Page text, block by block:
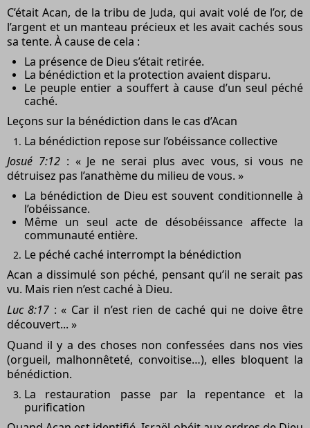
C’était Acan, de la tribu de Juda, qui avait volé de l’or, de
l’argent et un manteau précieux et les avait cachés sous
sa tente. À cause de cela :
La présence de Dieu s’était retirée.
La bénédiction et la protection avaient disparu.
Le peuple entier a souffert à cause d’un seul péché
caché.
Leçons sur la bénédiction dans le cas d’Acan
La bénédiction repose sur l’obéissance collective
Josué 7:12: « Je ne serai plus avec vous, si vous ne
détruisez pas l’anathème du milieu de vous. »
La bénédiction de Dieu est souvent conditionnelle à
l’obéissance.
Même un seul acte de désobéissance affecte la
communauté entière.
Le péché caché interrompt la bénédiction
Acan a dissimulé son péché, pensant qu’il ne serait pas
vu. Mais rien n’est caché à Dieu.
Luc 8:17 : « Car il n’est rien de caché qui ne doive être
découvert... »
Quand il y a des choses non confessées dans nos vies
(orgueil, malhonnêteté, convoitise…), elles bloquent la
bénédiction.
La restauration passe par la repentance et la
purification